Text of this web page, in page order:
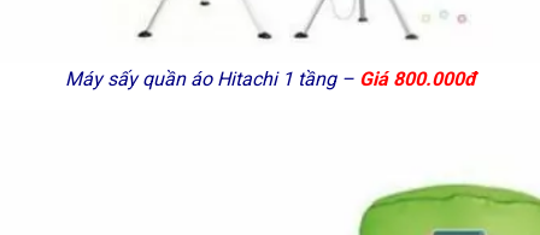
Máy sấy quần áo Hitachi 1 tầng – Giá 800.000đ